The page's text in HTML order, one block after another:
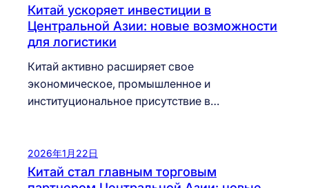
Китай ускоряет инвестиции в
Центральной Азии: новые возможности
для логистики
Китай активно расширяет свое
экономическое, промышленное и
институциональное присутствие в…
2026年1月22日
Китай стал главным торговым